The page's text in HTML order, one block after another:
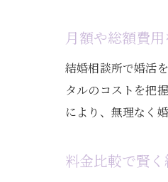
月額や総額費
結婚相談所で婚活
タルのコストを把
により、無理なく
料金比較で賢